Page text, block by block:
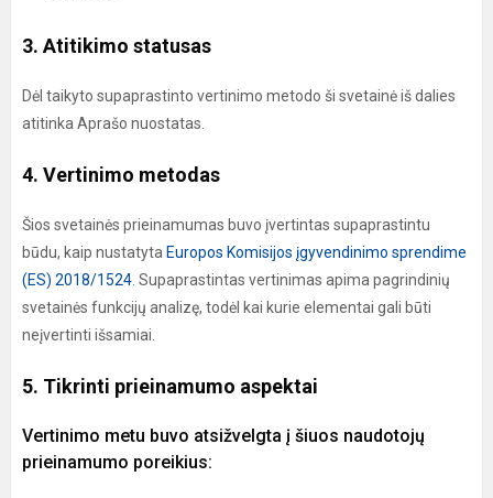
3. Atitikimo statusas
Dėl taikyto supaprastinto vertinimo metodo ši svetainė iš dalies
atitinka Aprašo nuostatas.
4. Vertinimo metodas
Šios svetainės prieinamumas buvo įvertintas supaprastintu
būdu, kaip nustatyta Europos Komisijos įgyvendinimo sprendime
(ES) 2018/1524 . Supaprastintas vertinimas apima pagrindinių
svetainės funkcijų analizę, todėl kai kurie elementai gali būti
neįvertinti išsamiai.
5. Tikrinti prieinamumo aspektai
Vertinimo metu buvo atsižvelgta į šiuos naudotojų
prieinamumo poreikius: